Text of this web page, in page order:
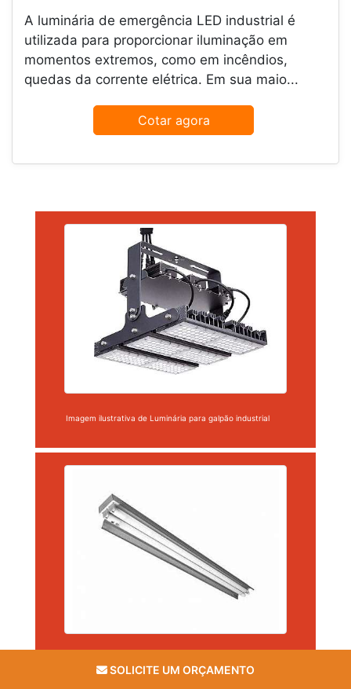
A luminária de emergência LED industrial é
utilizada para proporcionar iluminação em
momentos extremos, como em incêndios,
quedas da corrente elétrica. Em sua maio...
Cotar agora
Imagem ilustrativa de Luminária para galpão industrial
SOLICITE UM ORÇAMENTO